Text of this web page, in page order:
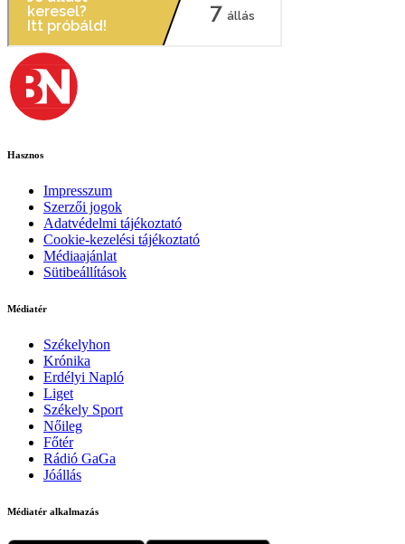
Hasznos
Impresszum
Szerzői jogok
Adatvédelmi tájékoztató
Cookie-kezelési tájékoztató
Médiaajánlat
Sütibeállítások
Médiatér
Székelyhon
Krónika
Erdélyi Napló
Liget
Székely Sport
Nőileg
Főtér
Rádió GaGa
Jóállás
Médiatér alkalmazás